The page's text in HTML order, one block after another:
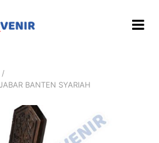
BANTEN SYARIAH